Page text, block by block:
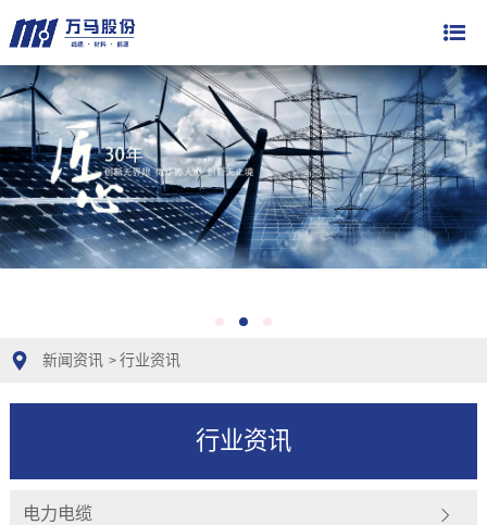
新闻资讯 > 行业资讯
行业资讯
电力电缆